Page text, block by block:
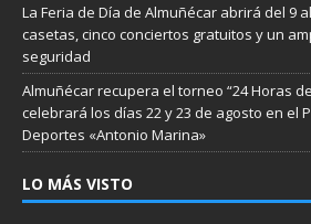
La Feria de Día de Almuñécar abrirá del 9
casetas, cinco conciertos gratuitos y un
seguridad
Almuñécar recupera el torneo “24 Horas
celebrará los días 22 y 23 de agosto en el
Deportes «Antonio Marina»
LO MÁS VISTO